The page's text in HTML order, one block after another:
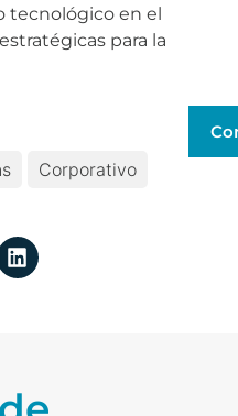
tecnológico en el
para la
Corporativo